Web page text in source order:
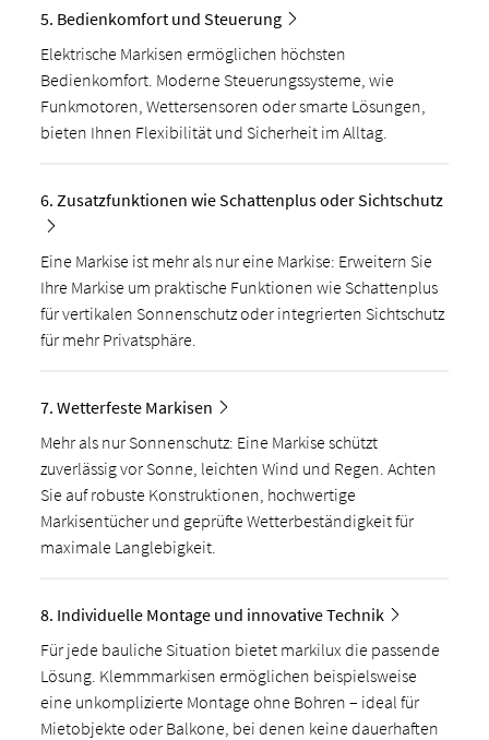
5. Bedienkomfort und Steuerung
Elektrische Markisen ermöglichen höchsten
Bedienkomfort. Moderne Steuerungssysteme, wie
Funkmotoren, Wettersensoren oder smarte Lösungen,
bieten Ihnen Flexibilität und Sicherheit im Alltag.
6. Zusatzfunktionen wie Schattenplus oder Sichtschutz
Eine Markise ist mehr als nur eine Markise: Erweitern Sie
Ihre Markise um praktische Funktionen wie Schattenplus
für vertikalen Sonnenschutz oder integrierten Sichtschutz
für mehr Privatsphäre.
7. Wetterfeste Markisen
Mehr als nur Sonnenschutz: Eine Markise schützt
zuverlässig vor Sonne, leichten Wind und Regen. Achten
Sie auf robuste Konstruktionen, hochwertige
Markisentücher und geprüfte Wetterbeständigkeit für
maximale Langlebigkeit.
8. Individuelle Montage und innovative Technik
Für jede bauliche Situation bietet markilux die passende
Lösung. Klemmmarkisen ermöglichen beispielsweise
eine unkomplizierte Montage ohne Bohren – ideal für
Mietobjekte oder Balkone, bei denen keine dauerhaften